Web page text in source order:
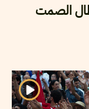
الصمت